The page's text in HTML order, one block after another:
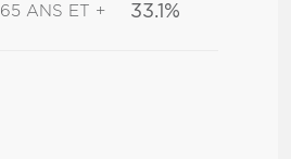
65 ANS ET + 33.1%